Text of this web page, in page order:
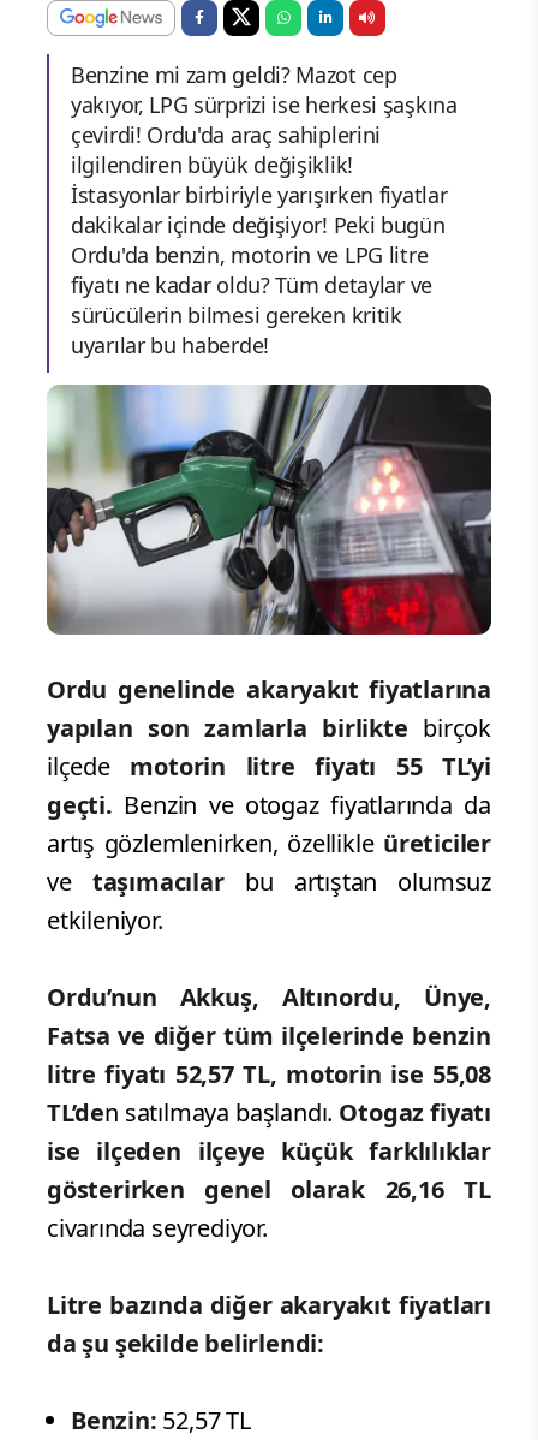
Benzine mi zam geldi? Mazot cep
yakıyor, LPG sürprizi ise herkesi şaşkına
çevirdi! Ordu'da araç sahiplerini
ilgilendiren büyük değişiklik!
İstasyonlar birbiriyle yarışırken fiyatlar
dakikalar içinde değişiyor! Peki bugün
Ordu'da benzin, motorin ve LPG litre
fiyatı ne kadar oldu? Tüm detaylar ve
sürücülerin bilmesi gereken kritik
uyarılar bu haberde!
Ordu genelinde akaryakıt fiyatlarına
yapılan son zamlarla birlikte birçok
ilçedemotorin litre fiyatı 55 TL’yi
geçti. Benzin ve otogaz fiyatlarında da
artış gözlemlenirken, özellikle üreticiler
ve taşımacılarbu artıştan olumsuz
etkileniyor.
Ordu’nun Akkuş, Altınordu, Ünye,
Fatsa ve diğer tüm ilçelerinde benzin
litre fiyatı 52,57 TL, motorin ise 55,08
TL’den satılmaya başlandı. Otogaz fiyatı
ise ilçeden ilçeye küçük farklılıklar
gösterirken genel olarak 26,16 TL
civarında seyrediyor.
Litre bazında diğer akaryakıt fiyatları
da şu şekilde belirlendi:
Benzin: 52,57 TL